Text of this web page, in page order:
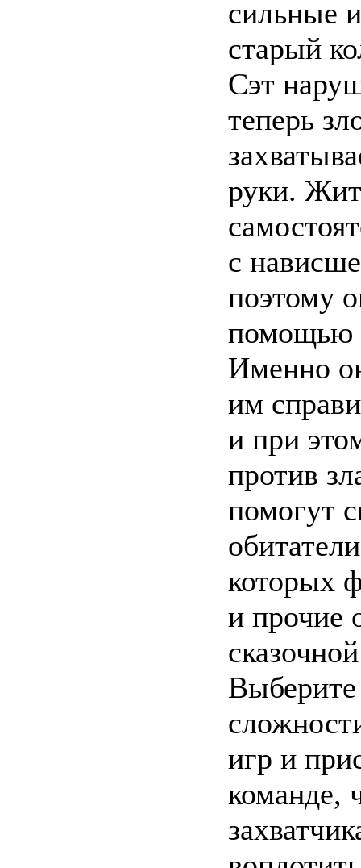
сильные
старый
Сэт
теперь
руки.
с
поэтому
помощью
Именно
им
и при
против
помогут
которых
и прочие
игр и
команде,